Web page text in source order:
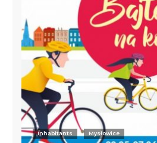
Inhabitants Mysłowice